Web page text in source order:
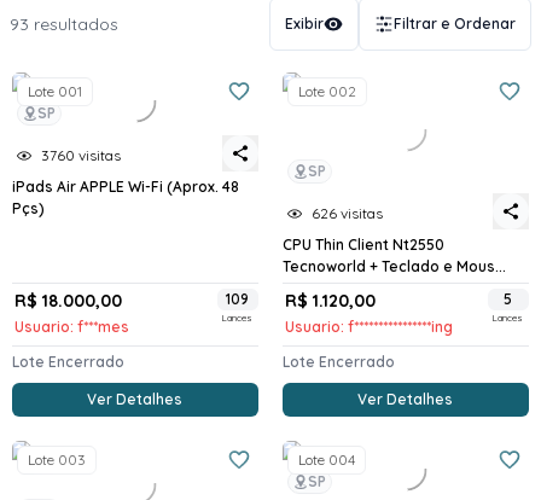
93 resultados Exibir Filtrar e Ordenar
SP
Lote 001
3760 visitas
iPads Air APPLE Wi-Fi (Aprox. 48
Pçs)
R$ 18.000,00
Usuario: f***mes
109
Lances
Lote Encerrado
Ver Detalhes
SP
Lote 002
626 visitas
CPU Thin Client Nt2550
Tecnoworld + Teclado e Mous...
R$ 1.120,00
Usuario: f****************ing
5
Lances
Lote Encerrado
Ver Detalhes
Lote 003
SP
Lote 004